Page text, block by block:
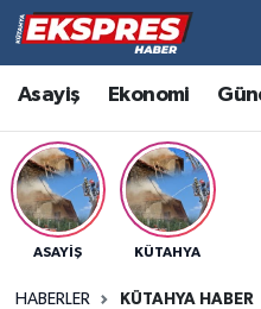
Asayiş Ekonomi
ASAYIŞ KÜTAHYA
HABERLER KÜTAHYA HABER
Altıntaş
Asayiş
Aslanapa
Hava Durumu
Trafik Durumu
Süper Lig Puan